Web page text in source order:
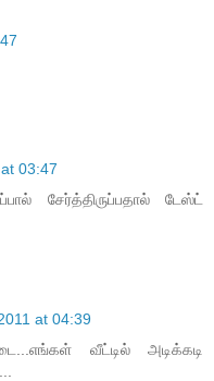
03:47
சேர்த்திருப்பதால் டேஸ்ட்
at 04:39
வீட்டில் அடிக்கடி